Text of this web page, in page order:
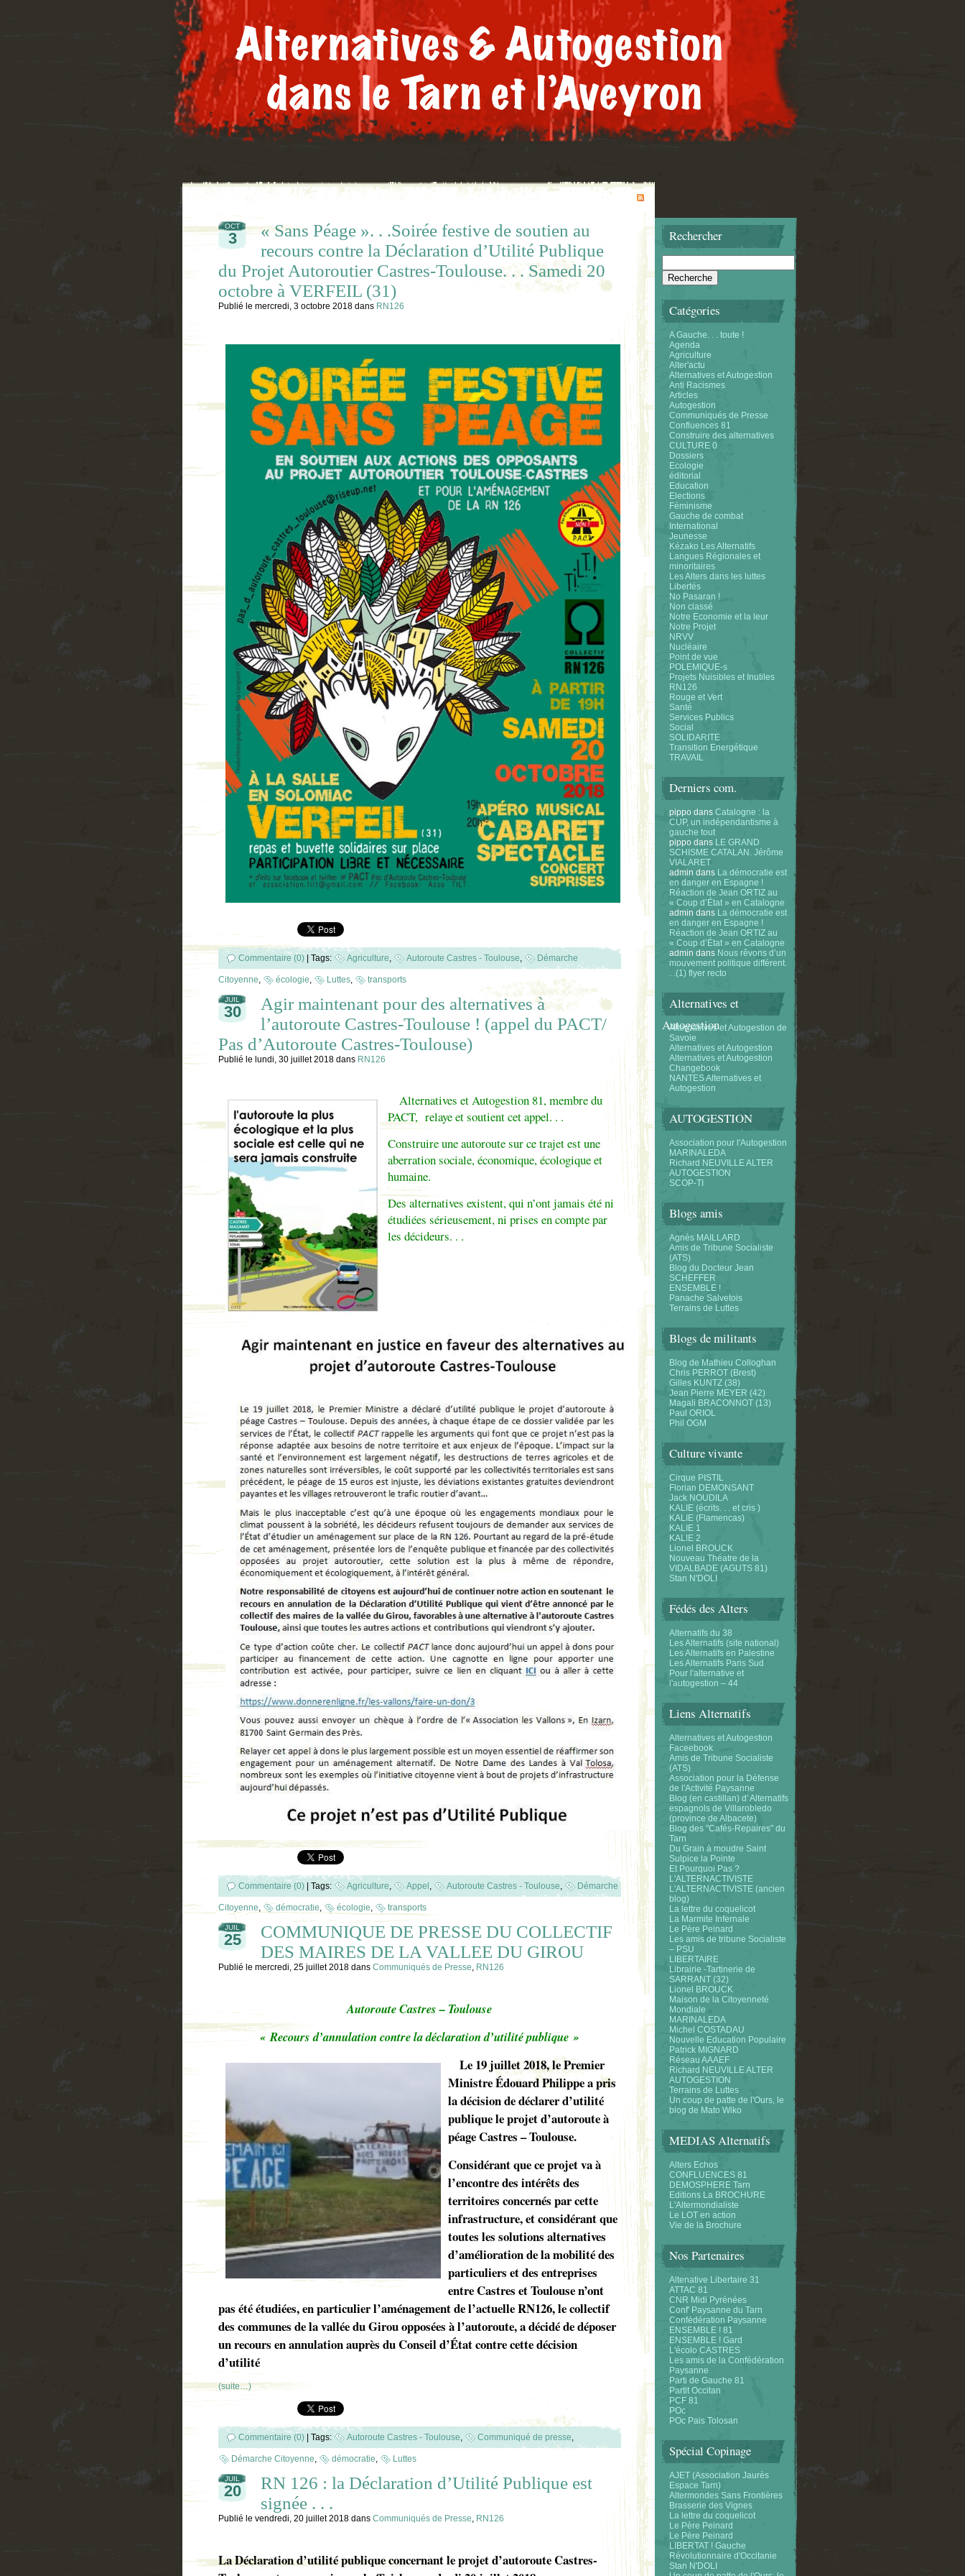
OCT
3
« Sans Péage ». . .Soirée festive de soutien au
recours contre la Déclaration d’Utilité Publique
du Projet Autoroutier Castres-Toulouse. . . Samedi 20
octobre à VERFEIL (31)
Publié le mercredi, 3 octobre 2018 dans RN126
Commentaire (0) Tags: Agriculture, Autoroute Castres - Toulouse, Démarche
Citoyenne, écologie, Luttes, transports
JUIL
30
Agir maintenant pour des alternatives à
l’autoroute Castres-Toulouse ! (appel du PACT/
Pas d’Autoroute Castres-Toulouse)
Publié le lundi, 30 juillet 2018 dans RN126
Alternatives et Autogestion 81, membre du
PACT, relaye et soutient cet appel. . .
Construire une autoroute sur ce trajet est une
aberration sociale, économique, écologique et
humaine.
Des alternatives existent, qui n’ont jamais été ni
étudiées sérieusement, ni prises en compte par
les décideurs. . .
Commentaire (0) Tags: Agriculture, Appel , Autoroute Castres - Toulouse, Démarche
Citoyenne, démocratie, écologie, transports
JUIL
25
COMMUNIQUE DE PRESSE DU COLLECTIF
DES MAIRES DE LA VALLEE DU GIROU
Publié le mercredi, 25 juillet 2018 dans Communiqués de Presse, RN126
Autoroute Castres – Toulouse
« Recours d’annulation contre la déclaration d’utilité publique »
Le 19 juillet 2018, le Premier
Ministre Édouard Philippe a pris
la décision de déclarer d’utilité
publique le projet d’autoroute à
péage Castres – Toulouse.
Considérant que ce projet va à
l’encontre des intérêts des
territoires concernés par cette
infrastructure, et considérant que
toutes les solutions alternatives
d’amélioration de la mobilité des
particuliers et des entreprises
entre Castres et Toulouse n’ont
pas été étudiées, en particulier l’aménagement de l’actuelle RN126, le collectif
des communes de la vallée du Girou opposées à l’autoroute, a décidé de déposer
un recours en annulation auprès du Conseil d’État contre cette décision
d’utilité
(suite…)
Commentaire (0) | Tags: Autoroute Castres - Toulouse Communiqué de presse
Démarche Citoyenne démocratie Luttes
JUIL
20
RN 126 : la Déclaration d’Utilité Publique est
signée . . .
Publié le vendredi, 20 juillet 2018 dans Communiqués de Presse RN126
La Déclaration d’utilité publique concernant le projet d’autoroute Castres-
Rechercher
Catégories
A Gauche. . . toute !
Agenda
Agriculture
Alter'actu
Alternatives et Autogestion
Anti Racismes
Articles
Autogestion
Communiqués de Presse
Confluences 81
Construire des alternatives
CULTURE 0
Dossiers
Ecologie
éditorial
Education
Elections
Féminisme
Gauche de combat
International
Jeunesse
Kézako Les Alternatifs
Langues Régionales et
minoritaires
Les Alters dans les luttes
Libertés
No Pasaran !
Non classé
Notre Economie et la leur
Notre Projet
NRVV
Nucléaire
Point de vue
POLEMIQUE-s
Projets Nuisibles et Inutiles
RN126
Rouge et Vert
Santé
Services Publics
Social
SOLIDARITE
Transition Energétique
TRAVAIL
Derniers com.
pippo dans Catalogne : la
CUP, un indépendantisme à
gauche tout
pippo dans LE GRAND
SCHISME CATALAN. Jérôme
VIALARET
admin dans La démocratie est
en danger en Espagne !
Réaction de Jean ORTIZ au
« Coup d’État » en Catalogne
admin dans La démocratie est
en danger en Espagne !
Réaction de Jean ORTIZ au
« Coup d’État » en Catalogne
admin dans Nous rêvons d’un
mouvement politique différent.
. .(1) flyer recto
Alternatives et
Autogestion
Alternatifves et Autogestion de
Savoie
Alternatives et Autogestion
Alternatives et Autogestion
Changebook
NANTES Alternatives et
Autogestion
AUTOGESTION
Association pour l'Autogestion
MARINALEDA
Richard NEUVILLE ALTER
AUTOGESTION
SCOP-TI
Blogs amis
Agnès MAILLARD
Amis de Tribune Socialiste
(ATS)
Blog du Docteur Jean
SCHEFFER
ENSEMBLE !
Panache Salvetois
Terrains de Luttes
Blogs de militants
Blog de Mathieu Colloghan
Chris PERROT (Brest)
Gilles KUNTZ (38)
Jean Pierre MEYER (42)
Magali BRACONNOT (13)
Paul ORIOL
Phil OGM
Culture vivante
Cirque PISTIL
Florian DEMONSANT
Jack NOUDILA
KALIE (écrits. . . et cris )
KALIE (Flamencas)
KALIE 1
KALIE 2
Lionel BROUCK
Nouveau Théatre de la
VIDALBADE (AGUTS 81)
Stan N'DOLI
Fédés des Alters
Alternatifs du 38
Les Alternatifs (site national)
Les Alternatifs en Palestine
Les Alternatifs Paris Sud
Pour l'alternative et
l'autogestion – 44
Liens Alternatifs
Alternatives et Autogestion
Faceebook
Amis de Tribune Socialiste
(ATS)
Association pour la Défense
de l'Activité Paysanne
Blog (en castillan) d' Alternatifs
espagnols de Villarobledo
(province de Albacete)
Blog des "Cafés-Repaires" du
Tarn
Du Grain à moudre Saint
Sulpice la Pointe
Et Pourquoi Pas ?
L'ALTERNACTIVISTE
L'ALTERNACTIVISTE (ancien
blog)
La lettre du coquelicot
La Marmite Infernale
Le Père Peinard
Les amis de tribune Socialiste
– PSU
LIBERTAIRE
Librairie -Tartinerie de
SARRANT (32)
Lionel BROUCK
Maison de la Citoyenneté
Mondiale
MARINALEDA
Michel COSTADAU
Nouvelle Education Populaire
Patrick MIGNARD
Réseau AAAEF
Richard NEUVILLE ALTER
AUTOGESTION
Terrains de Luttes
Un coup de patte de l'Ours, le
blog de Mato Wiko
MEDIAS Alternatifs
Alters Echos
CONFLUENCES 81
DEMOSPHERE Tarn
Editions La BROCHURE
L'Altermondialiste
Le LOT en action
Vie de la Brochure
Nos Partenaires
Altenative Libertaire 31
ATTAC 81
CNR Midi Pyrénées
Conf' Paysanne du Tarn
Confédération Paysanne
ENSEMBLE ! 81
ENSEMBLE ! Gard
L'écolo CASTRES
Les amis de la Confédération
Paysanne
Parti de Gauche 81
Partit Occitan
PCF 81
POc
POc Pais Tolosan
Spécial Copinage
AJET (Association Jaurès
Espace Tarn)
Altermondes Sans Frontières
Brasserie des Vignes
La lettre du coquelicot
Le Père Peinard
Le Père Peinard
LIBERTAT ! Gauche
Révolutionnaire d'Occitanie
Stan N'DOLI